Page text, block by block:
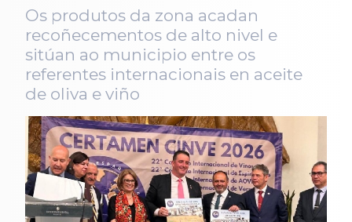
Os produtos da zona acadan
recoñecementos de alto nivel e
sitúan ao municipio entre os
referentes internacionais en aceite
de oliva e viño